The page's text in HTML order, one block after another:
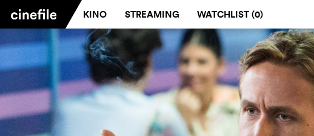
KINO STREAMING WATCHLIST (0)